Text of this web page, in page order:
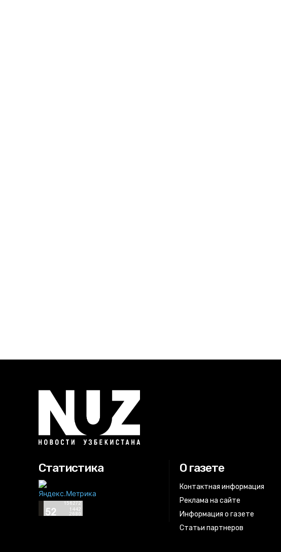
Статистика О газете
Контактная информация
Реклама на сайте
Информация о газете
Статьи партнеров